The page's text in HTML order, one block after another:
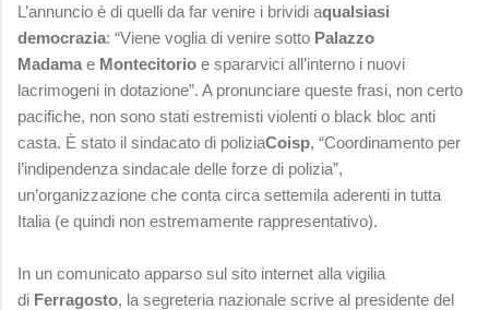
L’annuncio è di quelli da far venire i brividi aqualsiasi
democrazia: “Viene voglia di venire sotto Palazzo
Madama e Montecitorio e spararvici all’interno i nuovi
lacrimogeni in dotazione”. A pronunciare queste frasi, non certo
pacifiche, non sono stati estremisti violenti o black bloc anti
casta. È stato il sindacato di poliziaCoisp, “Coordinamento per
l’indipendenza sindacale delle forze di polizia”,
un’organizzazione che conta circa settemila aderenti in tutta
Italia (e quindi non estremamente rappresentativo).
In un comunicato apparso sul sito internet alla vigilia
di Ferragosto, la segreteria nazionale scrive al presidente del